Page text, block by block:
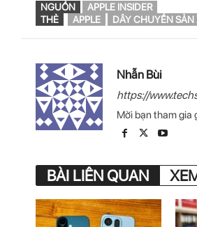
NGUỒN
APPLE INSIDER
THẺ
APPLE DÂY CHUYỀN SẢN
Nhẫn Bùi
https://
Mời bạn tham gia
BÀI LIÊN QUAN